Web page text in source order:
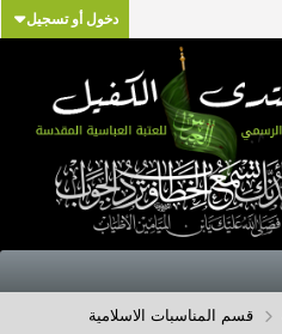
دخول أو تسجيل
قسم المناسبات الاسلامية